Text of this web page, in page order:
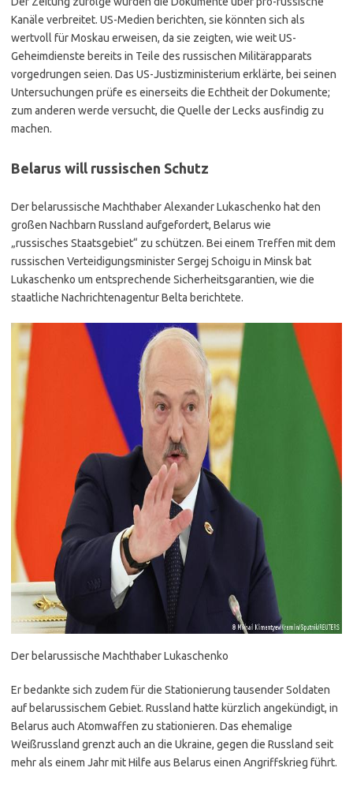
Kanäle verbreitet. US-Medien berichten, sie könnten sich als
wertvoll für Moskau erweisen, da sie zeigten, wie weit US-
Geheimdienste bereits in Teile des russischen Militärapparats
vorgedrungen seien. Das US-Justizministerium erklärte, bei seinen
Untersuchungen prüfe es einerseits die Echtheit der Dokumente;
zum anderen werde versucht, die Quelle der Lecks ausfindig zu
machen.
Belarus will russischen Schutz
Der belarussische Machthaber Alexander Lukaschenko hat den
großen Nachbarn Russland aufgefordert, Belarus wie
„russisches Staatsgebiet“ zu schützen. Bei einem Treffen mit dem
russischen Verteidigungsminister Sergej Schoigu in Minsk bat
Lukaschenko um entsprechende Sicherheitsgarantien, wie die
staatliche Nachrichtenagentur Belta berichtete.
Der belarussische Machthaber Lukaschenko
Er bedankte sich zudem für die Stationierung tausender Soldaten
auf belarussischem Gebiet. Russland hatte kürzlich angekündigt, in
Belarus auch Atomwaffen zu stationieren. Das ehemalige
Weißrussland grenzt auch an die Ukraine, gegen die Russland seit
mehr als einem Jahr mit Hilfe aus Belarus einen Angriffskrieg führt.